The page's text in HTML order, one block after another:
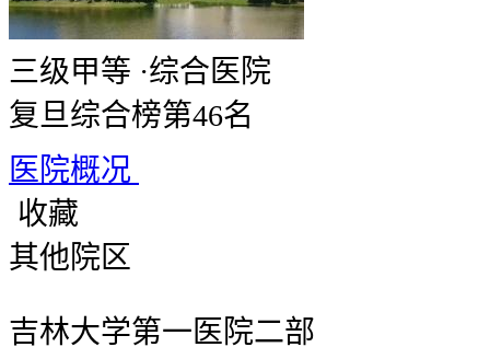
三级甲等 ·综合医院
复旦综合榜第46名
医院概况
收藏
其他院区
吉林大学第一医院二部